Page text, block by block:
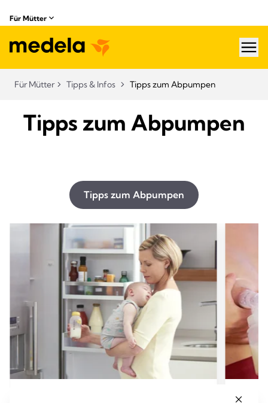
Für Mütter
Für Mütter Tipps & Infos Tipps zum Abpumpen
Tipps zum Abpumpen
Tipps zum Abpumpen